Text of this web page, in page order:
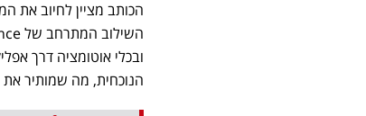
הכותב מציין לחיוב את
ובכלי אוטומציה דרך
הנוכחית, מה שמותיר את